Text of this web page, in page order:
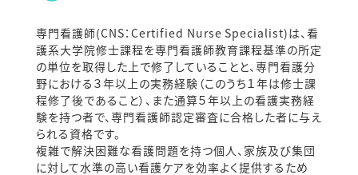
専門看護師(CNS：Certified Nurse Specialist)は、看
護系大学院修士課程を専門看護師教育課程基準の所定
の単位を取得した上で修了していることと、専門看護分
野における３年以上の実務経験（このうち１年は修士課
程修了後であること）、また通算５年以上の看護実務経
験を持つ者で、専門看護師認定審査に合格した者に与え
られる資格です。
複雑で解決困難な看護問題を持つ個人、家族及び集団
に対して水準の高い看護ケアを効率よく提供するため